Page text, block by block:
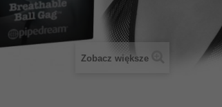
Zobacz większe